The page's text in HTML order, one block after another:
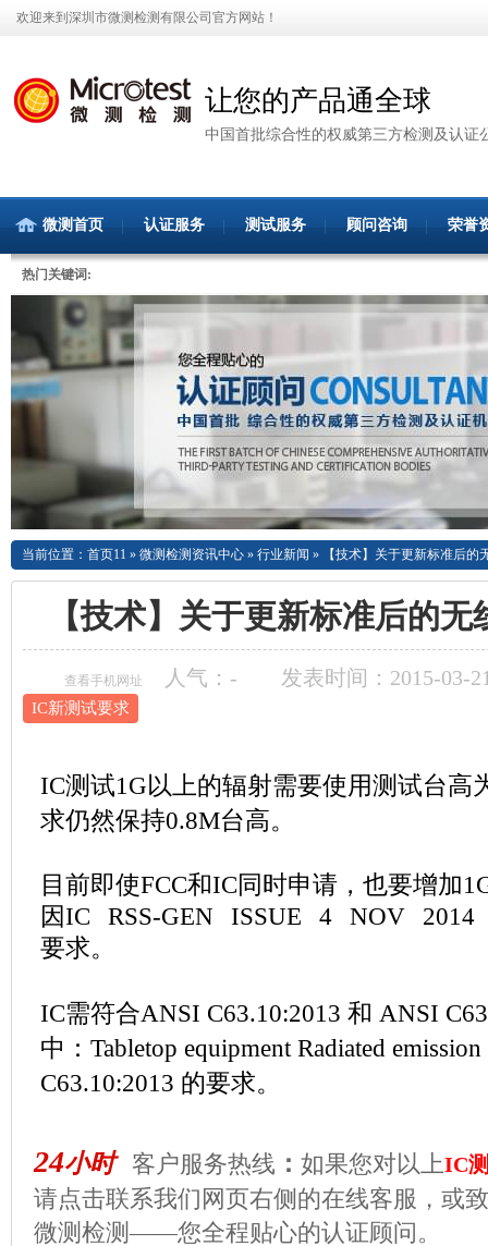
欢迎来到深圳市微测检测有限公司官方网站！
让您的产品通全球
中国首批综合性的权威第三方检测及认证
微测首页 认证服务 测试服务 顾问咨询 荣誉
热门关键词:
当前位置： 首页11 » 微测检测资讯中心 » 行业新闻 » 【技术】关于更新标准后的
【技术】关于更新标准后的
查看手机网址 人气： - 发表时间：2015-03-
IC新测试要求
IC测试1G以上的辐射需要使用测试台高
求仍然保持0.8M台高。
目前即使FCC和IC同时申请，也要增加
因IC RSS-GEN ISSUE 4 NOV 2014
要求。
IC需符合ANSI C63.10:2013 和 ANSI
中：Tabletop equipment Radiated
C63.10:2013 的要求。
24小时 客户服务热线 ： 如果您对以上IC
请点击联系我们网页右侧的在线客服，或
微测检测——您全程贴心的认证顾问。